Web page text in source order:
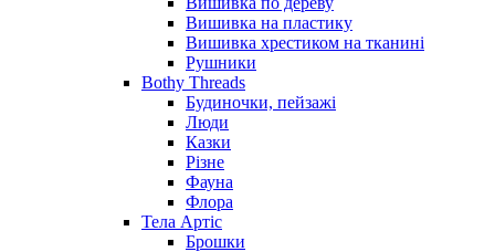
Вишивка на пластику
Вишивка хрестиком на тканині
Рушники
Bothy Threads
Будиночки, пейзажі
Люди
Казки
Різне
Фауна
Флора
Тела Артіс
Брошки